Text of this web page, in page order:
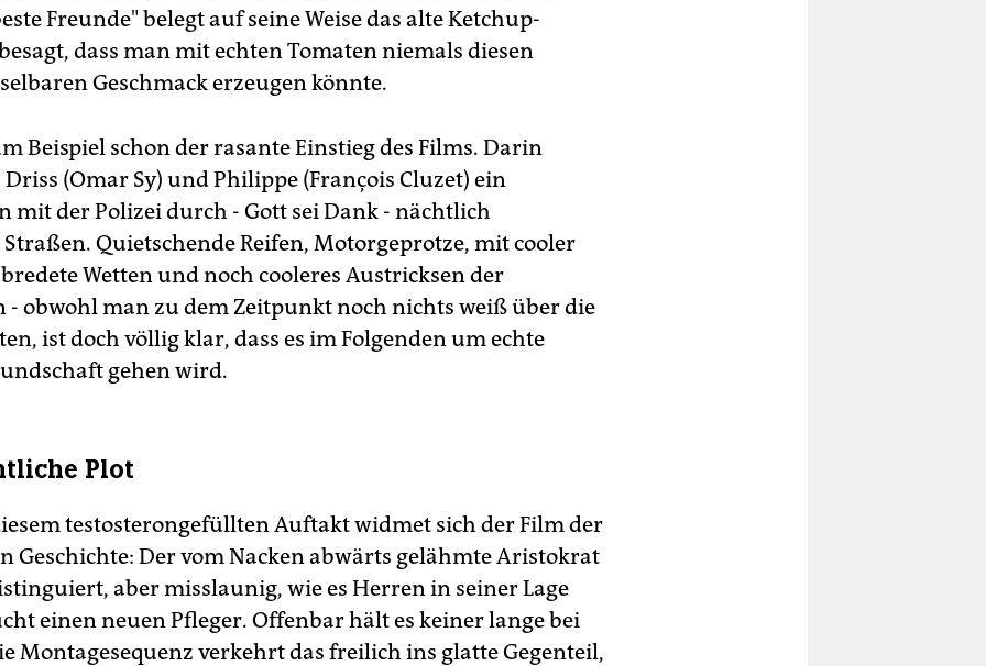
Freunde" belegt auf seine Weise das alte Ketchup-
dass man mit echten Tomaten niemals diesen
Geschmack erzeugen könnte.
Beispiel schon der rasante Einstieg des Films. Darin
(Omar Sy) und Philippe (François Cluzet) ein
mit der Polizei durch - Gott sei Dank - nächtlich
Straßen. Quietschende Reifen, Motorgeprotze, mit cooler
Wetten und noch cooleres Austricksen der
obwohl man zu dem Zeitpunkt noch nichts weiß über die
ist doch völlig klar, dass es im Folgenden um echte
gehen wird.
Plot
testosterongefüllten Auftakt widmet sich der Film der
Geschichte: Der vom Nacken abwärts gelähmte Aristokrat
aber misslaunig, wie es Herren in seiner Lage
einen neuen Pfleger. Offenbar hält es keiner lange bei
Montagesequenz verkehrt das freilich ins glatte Gegenteil,